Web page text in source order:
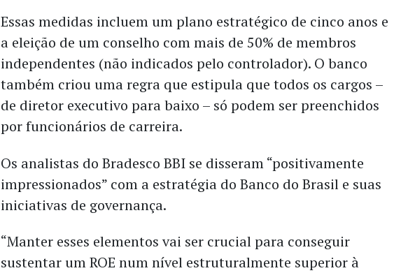
Essas medidas incluem um plano estratégico de cinco anos e
a eleição de um conselho com mais de 50% de membros
independentes (não indicados pelo controlador). O banco
também criou uma regra que estipula que todos os cargos –
de diretor executivo para baixo – só podem ser preenchidos
por funcionários de carreira.
Os analistas do Bradesco BBI se disseram “positivamente
impressionados” com a estratégia do Banco do Brasil e suas
iniciativas de governança.
“Manter esses elementos vai ser crucial para conseguir
sustentar um ROE num nível estruturalmente superior à